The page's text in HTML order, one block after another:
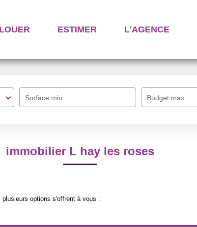
LOUER ESTIMER L'AGENCE
Surface min Budget max
immobilier L hay les roses
options s'offrent à vous :